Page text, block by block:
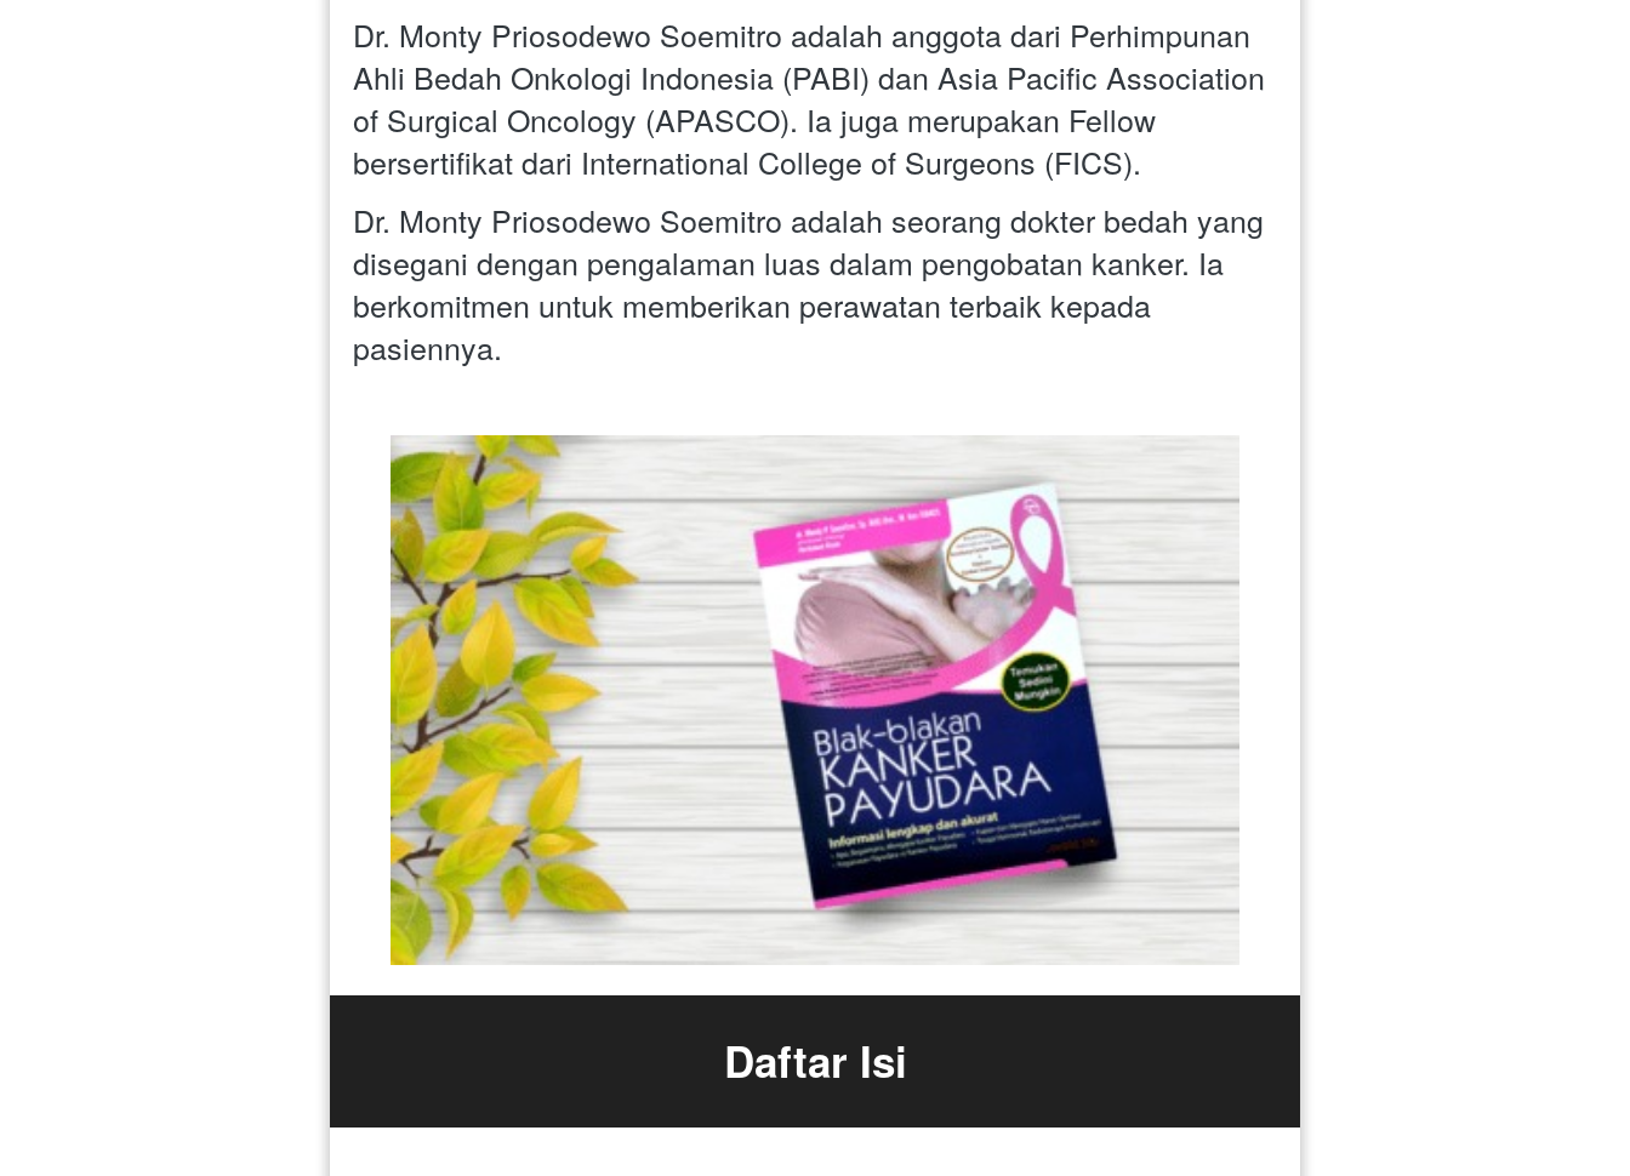
Dr. Monty Priosodewo Soemitro adalah anggota dari Perhimpunan
Ahli Bedah Onkologi Indonesia (PABI) dan Asia Pacific Association
of Surgical Oncology (APASCO). Ia juga merupakan Fellow
bersertifikat dari International College of Surgeons (FICS).
Dr. Monty Priosodewo Soemitro adalah seorang dokter bedah yang
disegani dengan pengalaman luas dalam pengobatan kanker. Ia
berkomitmen untuk memberikan perawatan terbaik kepada
pasiennya.
Daftar Isi